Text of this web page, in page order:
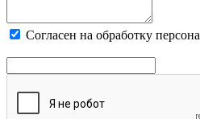
Cогласен на обработку